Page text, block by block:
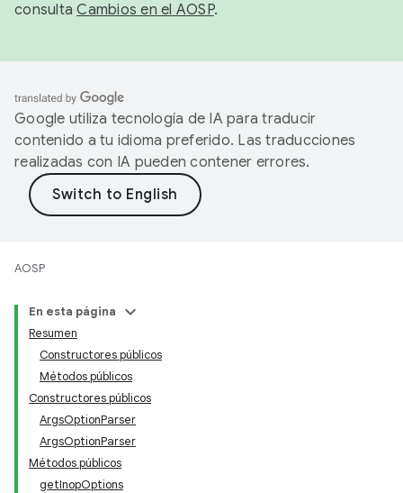
consultaCambios en el AOSP.
Google utiliza tecnología de IA para traducir
contenido a tu idioma preferido. Las traducciones
realizadas con IA pueden contener errores.
AOSP
En esta página
Resumen
Constructores públicos
Métodos públicos
Constructores públicos
ArgsOptionParser
ArgsOptionParser
Métodos públicos
getInopOptions